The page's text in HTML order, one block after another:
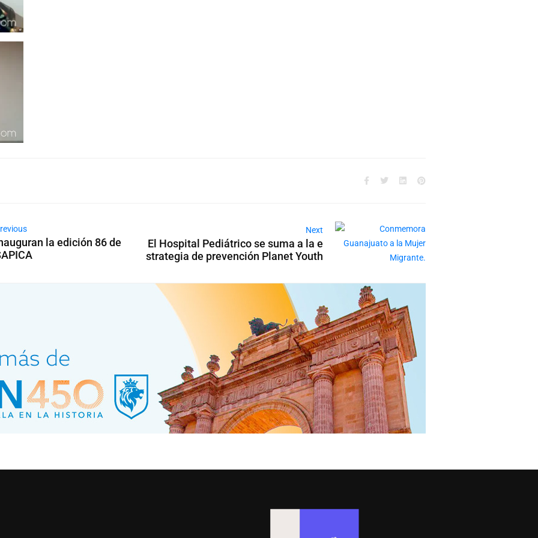
la edición 86 de
Next
El Hospital Pediátrico se suma a la e
strategia de prevención Planet Youth